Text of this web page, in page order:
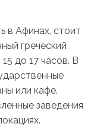
в Афинах, стоит
греческий
до 17 часов. В
или кафе.
заведения